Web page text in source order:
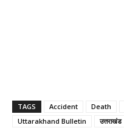
TAGS Accident Death
Uttarakhand Bulletin
उत्तराखंड